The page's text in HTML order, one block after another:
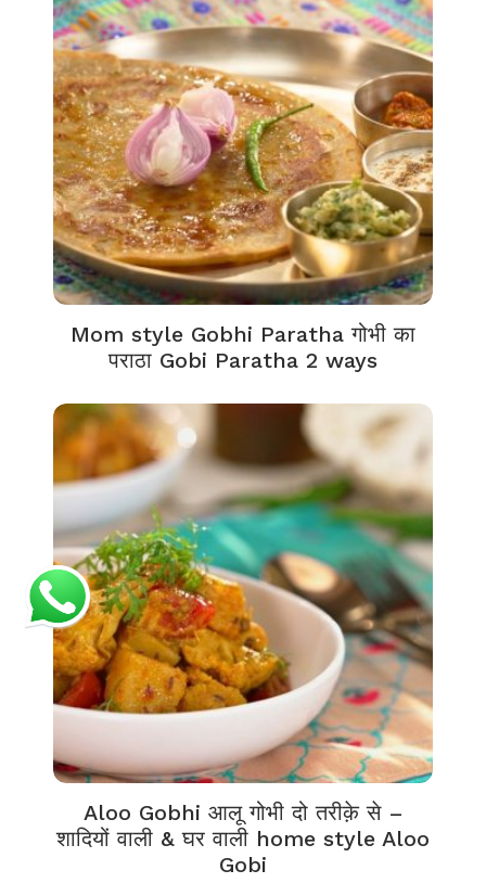
Mom style Gobhi Paratha गोभी का
पराठा Gobi Paratha 2 ways
Aloo Gobhi आलू गोभी दो तरीक़े से –
शादियों वाली & घर वाली home style Aloo
Gobi